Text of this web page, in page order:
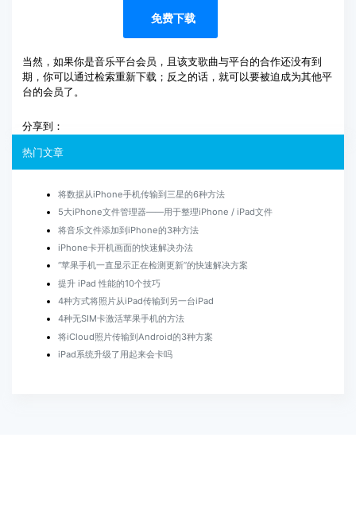
免费下载
当然，如果你是音乐平台会员，且该支歌曲与平台的合作还没有到
期，你可以通过检索重新下载；反之的话，就可以要被迫成为其他平
台的会员了。
分享到：
热门文章
将数据从iPhone手机传输到三星的6种方法
5大iPhone文件管理器——用于整理iPhone / iPad文件
将音乐文件添加到iPhone的3种方法
iPhone卡开机画面的快速解决办法
“苹果手机一直显示正在检测更新”的快速解决方案
提升 iPad 性能的10个技巧
4种方式将照片从iPad传输到另一台iPad
4种无SIM卡激活苹果手机的方法
将iCloud照片传输到Android的3种方案
iPad系统升级了用起来会卡吗